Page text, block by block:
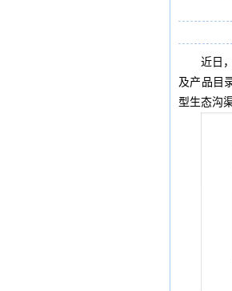
近日
及产品目
型生态沟